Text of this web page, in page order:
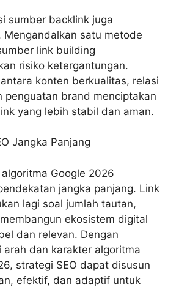
sumber backlink juga
Mengandalkan satu metode
link building
risiko ketergantungan.
konten berkualitas, relasi
penguatan brand menciptakan
yang lebih stabil dan aman.
Jangka Panjang
algoritma Google 2026
jangka panjang. Link
lagi soal jumlah tautan,
ekosistem digital
dan relevan. Dengan
arah dan karakter algoritma
strategi SEO dapat disusun
efektif, dan adaptif untuk